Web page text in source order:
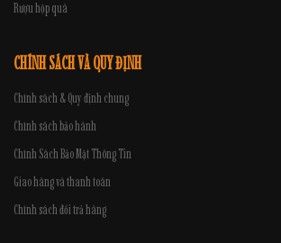
Rượu hộp quà
CHÍNH SÁCH VÀ QUY ĐỊNH
Chính sách & Quy định chung
Chính sách bảo hành
Chính Sách Bảo Mật Thông Tin
Giao hàng và thanh toán
Chính sách đổi trả hàng